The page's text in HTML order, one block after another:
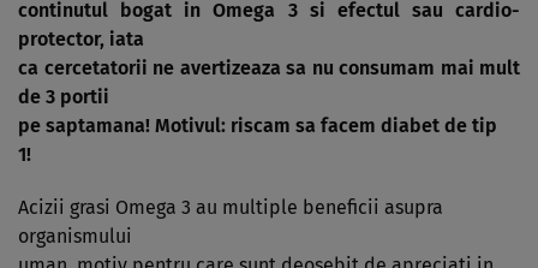
continutul bogat in Omega 3 si efectul sau cardio-
protector, iata
ca cercetatorii ne avertizeaza sa nu consumam mai mult
de 3 portii
pe saptamana! Motivul: riscam sa facem diabet de tip
1!
Acizii grasi Omega 3 au multiple beneficii asupra
organismului